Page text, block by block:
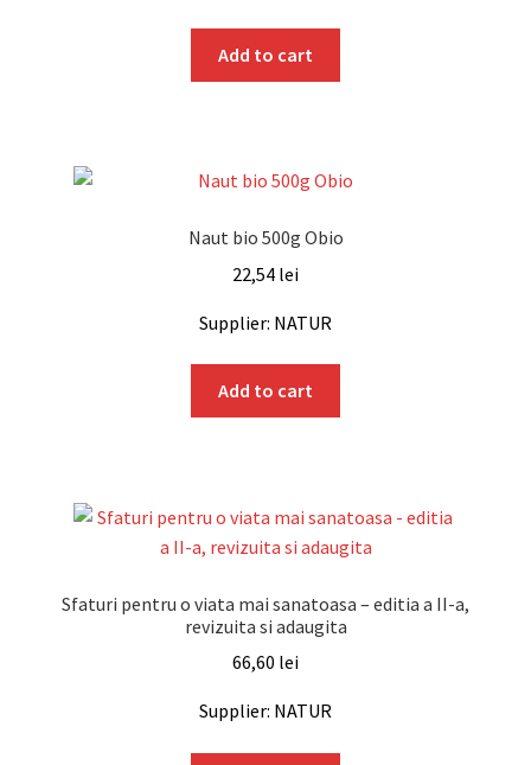
Add to cart
Naut bio 500g Obio
22,54 lei
Supplier: NATUR
Add to cart
Sfaturi pentru o viata mai sanatoasa – editia a II-a,
revizuita si adaugita
66,60 lei
Supplier: NATUR